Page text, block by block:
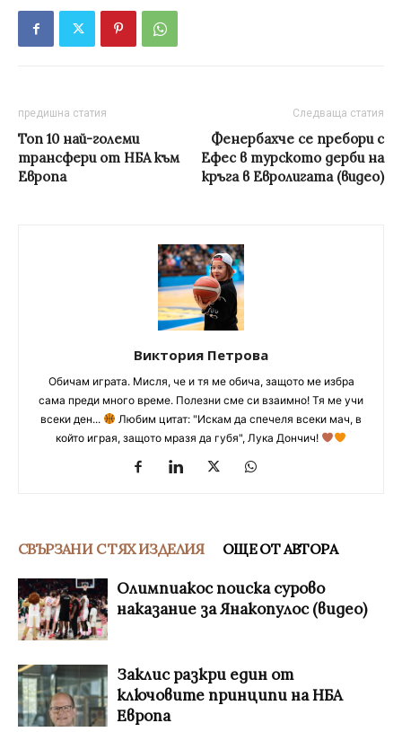
предишна статия
Топ 10 най-големи
трансфери от НБА към
Европа
Следваща статия
Фенербахче се пребори с
Ефес в турското дерби на
кръга в Евролигата (видео)
Виктория Петрова
Обичам играта. Мисля, че и тя ме обича, защото ме избра
сама преди много време. Полезни сме си взаимно! Тя ме учи
всеки ден...
Любим цитат: "Искам да спечеля всеки мач, в
който играя, защото мразя да губя", Лука Дончич!
СВЪРЗАНИ С ТЯХ ИЗДЕЛИЯ ОЩЕ ОТ АВТОРА
Олимпиакос поиска сурово
наказание за Янакопулос (видео)
Заклис разкри един от
ключовите принципи на НБА
Европа